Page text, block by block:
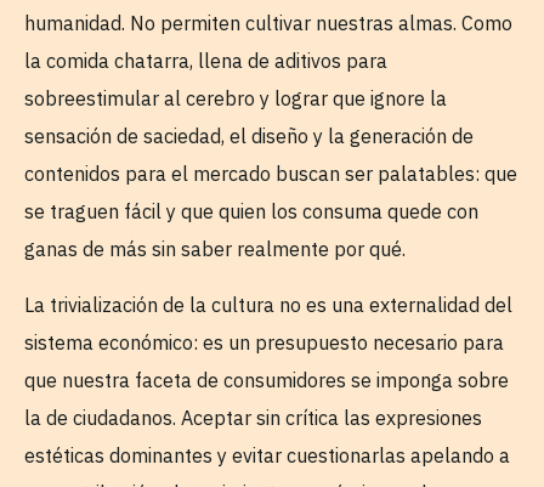
humanidad. No permiten cultivar nuestras almas. Como
la comida chatarra, llena de aditivos para
sobreestimular al cerebro y lograr que ignore la
sensación de saciedad, el diseño y la generación de
contenidos para el mercado buscan ser palatables: que
se traguen fácil y que quien los consuma quede con
ganas de más sin saber realmente por qué.
La trivialización de la cultura no es una externalidad del
sistema económico: es un presupuesto necesario para
que nuestra faceta de consumidores se imponga sobre
la de ciudadanos. Aceptar sin crítica las expresiones
estéticas dominantes y evitar cuestionarlas apelando a